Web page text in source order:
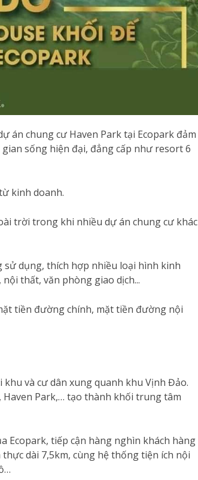
án chung cư Haven Park tại Ecopark đảm
sống hiện đại, đẳng cấp như resort 6
kinh doanh.
trời trong khi nhiều dự án chung cư khác
dụng, thích hợp nhiều loại hình kinh
thất, văn phòng giao dịch...
tiền đường chính, mặt tiền đường nội
và cư dân xung quanh khu Vịnh Đảo.
Haven Park,… tạo thành khối trung tâm
Ecopark, tiếp cận hàng nghìn khách hàng
dài 7,5km, cùng hệ thống tiện ích nội